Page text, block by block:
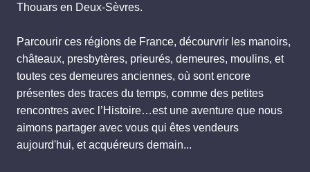
Thouars en Deux-Sèvres.
Parcourir ces régions de France, décourvrir les manoirs,
châteaux, presbytères, prieurés, demeures, moulins, et
toutes ces demeures anciennes, où sont encore
présentes des traces du temps, comme des petites
rencontres avec l’Histoire…est une aventure que nous
aimons partager avec vous qui êtes vendeurs
aujourd'hui, et acquéreurs demain...